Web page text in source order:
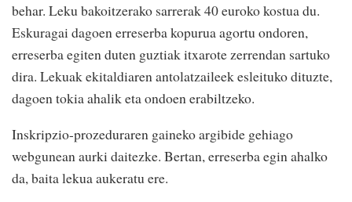
behar. Leku bakoitzerako sarrerak 40 euroko kostua du.
Eskuragai dagoen erreserba kopurua agortu ondoren,
erreserba egiten duten guztiak itxarote zerrendan sartuko
dira. Lekuak ekitaldiaren antolatzaileek esleituko dituzte,
dagoen tokia ahalik eta ondoen erabiltzeko.
Inskripzio-prozeduraren gaineko argibide gehiago
webgunean aurki daitezke. Bertan, erreserba egin ahalko
da, baita lekua aukeratu ere.